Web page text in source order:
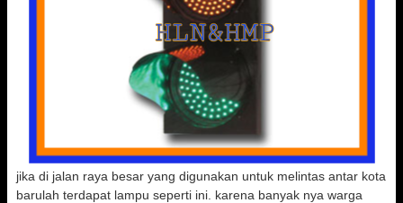
jika di jalan raya besar yang digunakan untuk melintas antar kota
barulah terdapat lampu seperti ini. karena banyak nya warga